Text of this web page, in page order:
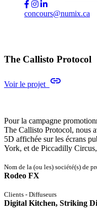
concours@numix.ca
The Callisto Protocol
Voir le projet link
Pour la campagne
The Callisto Protocol, nous
5D affichée sur les écrans
York, et de Piccadilly
Nom de la (ou les) société(s) de
Rodeo FX
Clients - Diffuseurs
Digital Kitchen, Striking